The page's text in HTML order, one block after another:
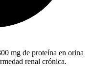
mg de proteína en orina
renal crónica.